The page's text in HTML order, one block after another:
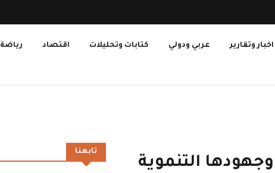
اخبار وتقارير عربي ودولي كتابات وتحليلات اقتصاد رياضة
التنموية
تابعنا